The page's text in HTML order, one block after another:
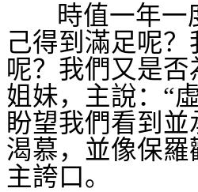
時值一年
己得到滿足呢
呢？我們又是
姐妹，主說：“
盼望我們看到
渴慕，並像保
主誇口。